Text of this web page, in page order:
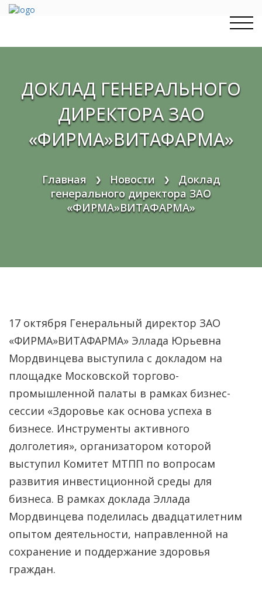
ДОКЛАД ГЕНЕРАЛЬНОГО
ДИРЕКТОРА ЗАО
«ФИРМА»ВИТАФАРМА»
Главная ❯ Новости ❯
Доклад
генерального директора ЗАО
«ФИРМА»ВИТАФАРМА»
17 октября Генеральный директор ЗАО
«ФИРМА»ВИТАФАРМА» Эллада Юрьевна
Мордвинцева выступила с докладом на
площадке Московской торгово-
промышленной палаты в рамках бизнес-
сессии «Здоровье как основа успеха в
бизнесе. Инструменты активного
долголетия», организатором которой
выступил Комитет МТПП по вопросам
развития инвестиционной среды для
бизнеса. В рамках доклада Эллада
Мордвинцева поделилась двадцатилетним
опытом деятельности, направленной на
сохранение и поддержание здоровья
граждан.